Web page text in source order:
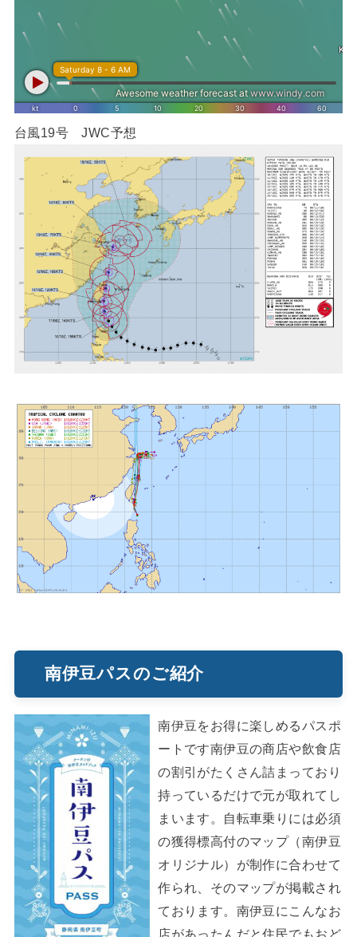
台風19号 JWC予想
南伊豆パスのご紹介
南伊豆をお得に楽しめるパスポ
ートです南伊豆の商店や飲食店
の割引がたくさん詰まっており
持っているだけで元が取れてし
まいます。自転車乗りには必須
の獲得標高付のマップ（南伊豆
オリジナル）が制作に合わせて
作られ、そのマップが掲載され
ております。南伊豆にこんなお
店があったんだと住民でもおど